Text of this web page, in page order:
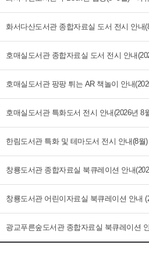
화서다산도서관 종합자료실 도서 전시 안내
호매실도서관 종합자료실 도서 전시 안내
호매실도서관 팡팡 튀는 AR 책놀이 안내
호매실도서관 특화도서 전시 안내(2026년 8
한림도서관 특화 및 테마도서 전시 안내(8월)
창룡도서관 종합자료실 북큐레이션 안내
창룡도서관 어린이자료실 북큐레이션 안내
광교푸른숲도서관 종합자료실 북큐레이션